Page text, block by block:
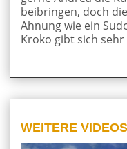
beibringen, doch
Ahnung wie ein
Kroko gibt sich
WEITERE VIDEOS